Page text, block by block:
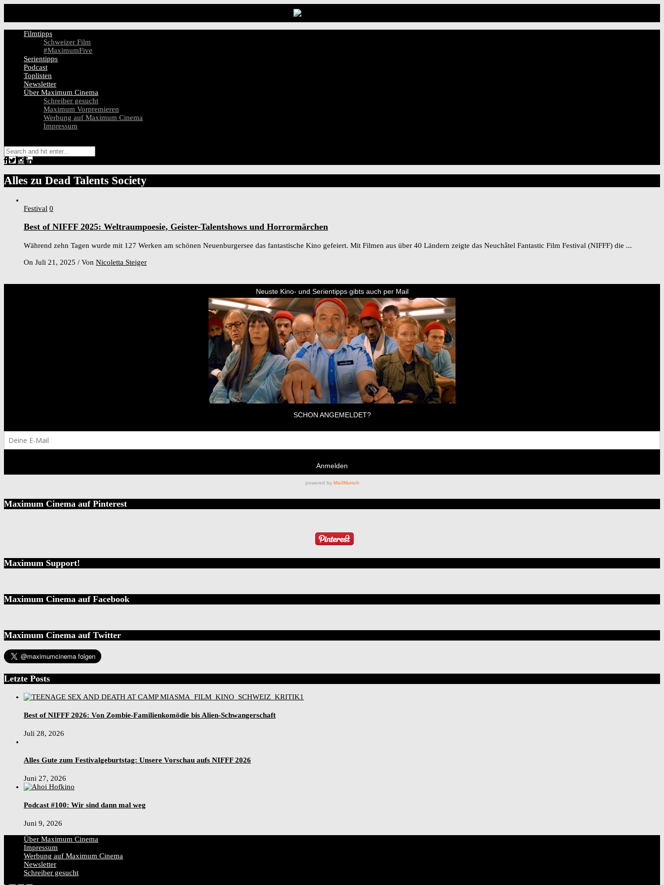
Filmtipps
Schweizer Film
#MaximumFive
Serientipps
Podcast
Toplisten
Newsletter
Über Maximum Cinema
Schreiber gesucht
Maximum Vorpremieren
Werbung auf Maximum Cinema
Impressum
Alles zu Dead Talents Society
Festival 0
Best of NIFFF 2025: Weltraumpoesie, Geister-Talentshows und Horrormärchen
Während zehn Tagen wurde mit 127 Werken am schönen Neuenburgersee das fantastische Kino gefeiert. Mit Filmen aus über 40 Ländern zeigte das Neuchâtel Fantastic Film Festival (NIFFF) die ...
On Juli 21, 2025 / Von Nicoletta Steiger
Maximum Cinema auf Pinterest
Maximum Support!
Maximum Cinema auf Facebook
Maximum Cinema auf Twitter
Letzte Posts
Best of NIFFF 2026: Von Zombie-Familienkomödie bis Alien-Schwangerschaft
Juli 28, 2026
Alles Gute zum Festivalgeburtstag: Unsere Vorschau aufs NIFFF 2026
Juni 27, 2026
Podcast #100: Wir sind dann mal weg
Juni 9, 2026
Über Maximum Cinema
Impressum
Werbung auf Maximum Cinema
Newsletter
Schreiber gesucht